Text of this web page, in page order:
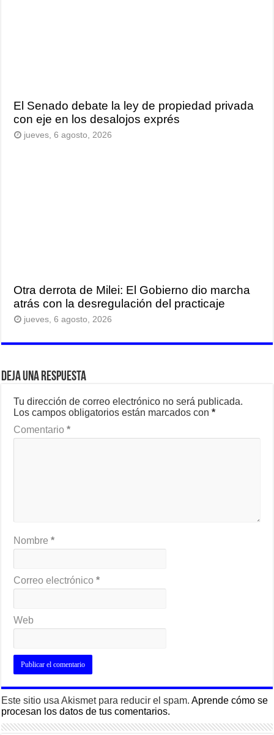
El Senado debate la ley de propiedad privada
con eje en los desalojos exprés
jueves, 6 agosto, 2026
Otra derrota de Milei: El Gobierno dio marcha
atrás con la desregulación del practicaje
jueves, 6 agosto, 2026
Deja una respuesta
Tu dirección de correo electrónico no será publicada.
Los campos obligatorios están marcados con*
Comentario*
Nombre*
Correo electrónico*
Web
Este sitio usa Akismet para reducir el spam.Aprende cómo se
procesan los datos de tus comentarios.